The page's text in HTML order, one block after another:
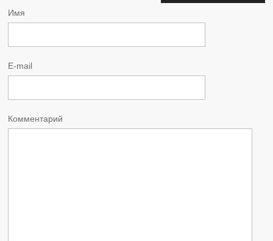
Имя
E-mail
Комментарий